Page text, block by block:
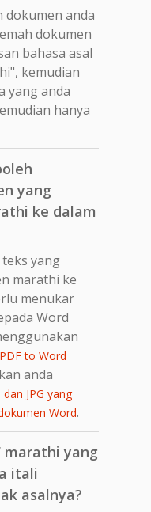
dokumen anda
dokumen
bahasa asal
kemudian
yang anda
hanya
yang
ke dalam
yang
marathi ke
menukar
Word
PDF to Word
anda
JPG yang
Word.
marathi yang
itali
asalnya?